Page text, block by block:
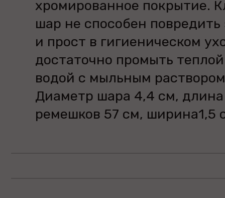
хромированное покрытие.
шар не способен повредить
и прост в гигиеническом
достаточно промыть теплой
водой с мыльным
Диаметр шара 4,4 см, длина
ремешков 57 см, ширина1,5